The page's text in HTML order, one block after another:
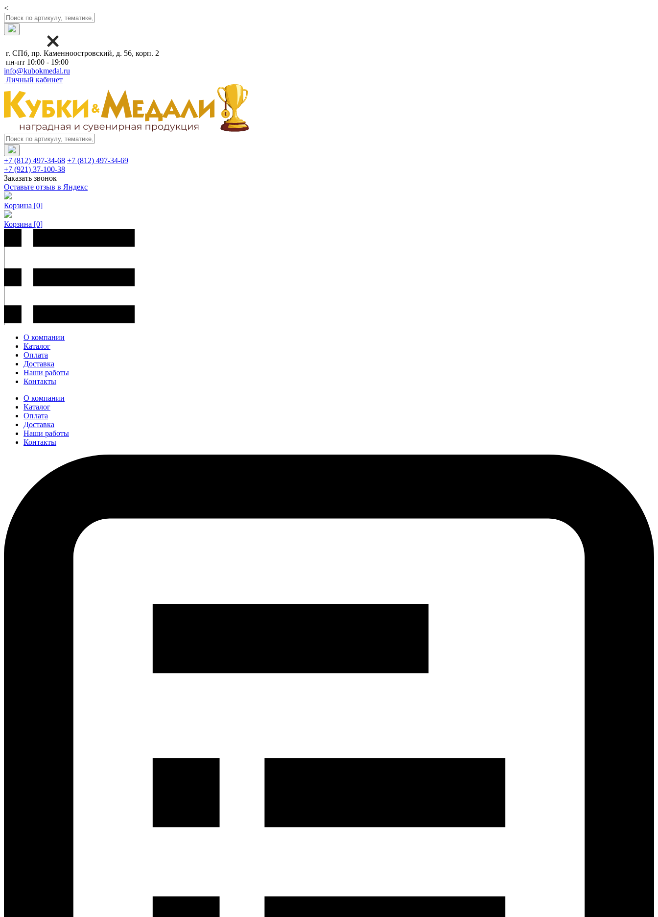
<
г. СПб, пр. Каменноостровский, д. 56, корп. 2
пн-пт 10:00 - 19:00
info@kubokmedal.ru
Личный кабинет
+7 (812) 497-34-68 +7 (812) 497-34-69
+7 (921) 37-100-38
Заказать звонок
Оставьте отзыв в Яндекс
Корзина [0]
Корзина [0]
О компании
Каталог
Оплата
Доставка
Наши работы
Контакты
О компании
Каталог
Оплата
Доставка
Наши работы
Контакты